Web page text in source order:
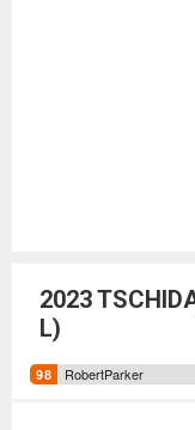
2023
L)
RobertParker